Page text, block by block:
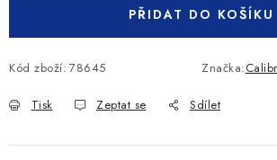
PŘIDAT DO KOŠÍKU
Kód zboží: 78645 Značka:
Tisk Zeptat se Sdílet